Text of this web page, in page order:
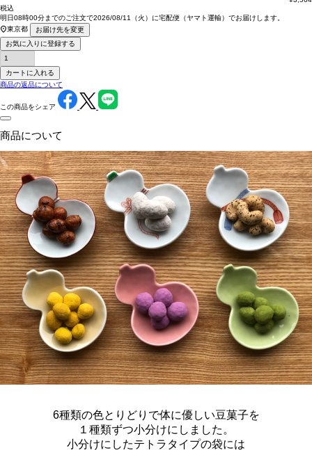
税込
明日08時00分までのご注文で2026/08/11（火） に宅配便（ヤマト運輸） でお届けします。
東京都
お届け先を変更
お気に入りに登録する
カートに入れる
商品の返品について
この商品をシェア
商品について
6種類の色とりどりで体に優しい豆菓子を
１種類ずつ小分けにしました。
小分けにしたテトラタイプの袋には